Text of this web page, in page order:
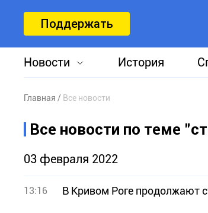
Поддержать
Новости История
Главная Все новости
Все новости по теме
03 февраля 2022
13:16 В Кривом Роге продолжают